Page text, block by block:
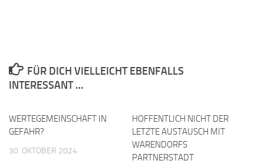
FÜR DICH VIELLEICHT EBENFALLS
INTERESSANT …
WERTEGEMEINSCHAFT IN
GEFAHR?
30. OKTOBER 2024
HOFFENTLICH NICHT DER
LETZTE AUSTAUSCH MIT
WARENDORFS
PARTNERSTADT